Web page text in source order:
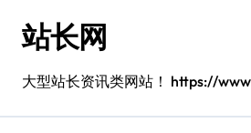
站长网
大型站长资讯类网站！ https://